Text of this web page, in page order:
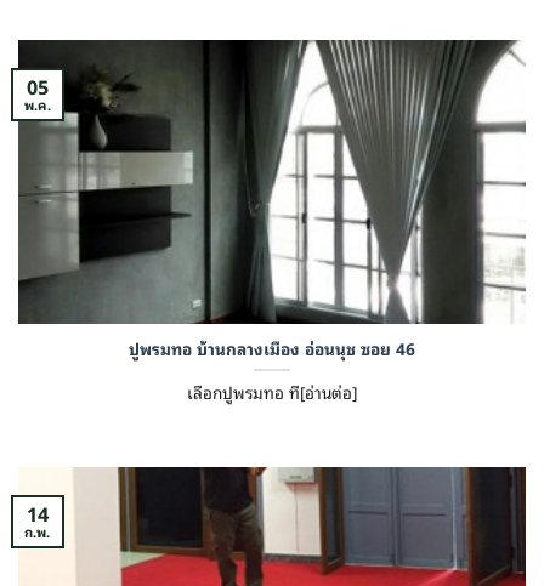
ปูพรมทอ บ้านกลางเมือง อ่อนนุช ซอย 46
เลือกปูพรมทอ ที[อ่านต่อ]
05
พ.ค.
14
ก.พ.